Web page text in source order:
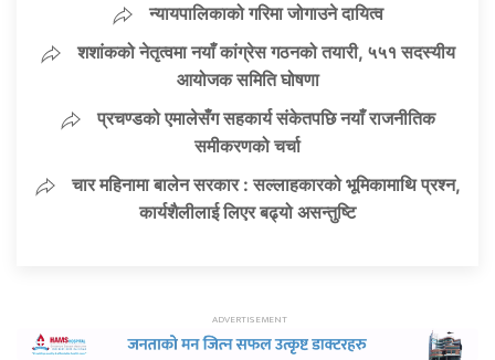
न्यायपालिकाको गरिमा जोगाउने दायित्व
शशांकको नेतृत्वमा नयाँ कांग्रेस गठनको तयारी, ५५१ सदस्यीय
आयोजक समिति घोषणा
प्रचण्डको एमालेसँग सहकार्य संकेतपछि नयाँ राजनीतिक
समीकरणको चर्चा
चार महिनामा बालेन सरकार : सल्लाहकारको भूमिकामाथि प्रश्न,
कार्यशैलीलाई लिएर बढ्यो असन्तुष्टि